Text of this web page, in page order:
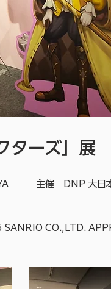
ターズ」展
主催 DNP 大日本
CO.,LTD.